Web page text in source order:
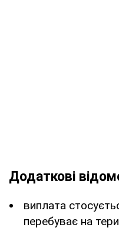
Додаткові
виплата
перебуває на